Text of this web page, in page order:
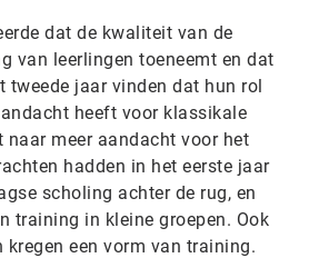
dat de kwaliteit van de
van leerlingen toeneemt en dat
tweede jaar vinden dat hun rol
heeft voor klassikale
meer aandacht voor het
hadden in het eerste jaar
scholing achter de rug, en
training in kleine groepen. Ook
kregen een vorm van training.